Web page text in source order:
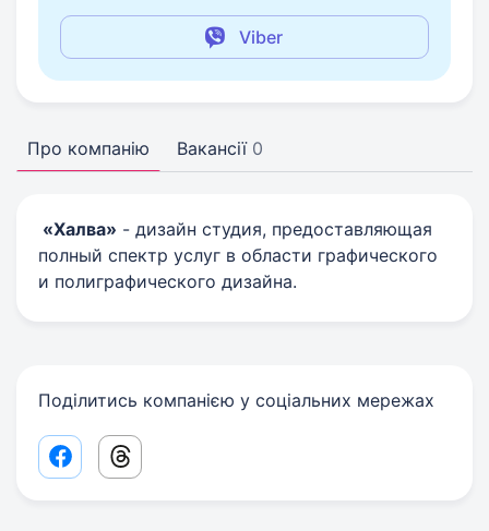
Viber
Про компанію Вакансії 0
«Халва» - дизайн студия, предоставляющая
полный спектр услуг в области графического
и полиграфического дизайна.
Поділитись компанією у соціальних мережах
Facebook share link
Threads share link